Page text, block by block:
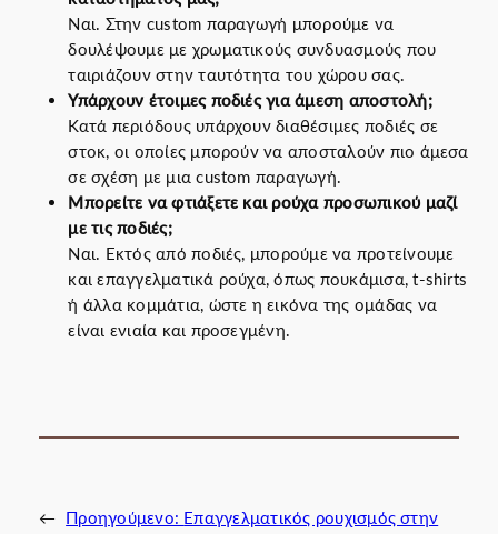
Ναι. Στην custom παραγωγή μπορούμε να
δουλέψουμε με χρωματικούς συνδυασμούς που
ταιριάζουν στην ταυτότητα του χώρου σας.
Υπάρχουν έτοιμες ποδιές για άμεση αποστολή;
Κατά περιόδους υπάρχουν διαθέσιμες ποδιές σε
στοκ, οι οποίες μπορούν να αποσταλούν πιο άμεσα
σε σχέση με μια custom παραγωγή.
Μπορείτε να φτιάξετε και ρούχα προσωπικού μαζί
με τις ποδιές;
Ναι. Εκτός από ποδιές, μπορούμε να προτείνουμε
και επαγγελματικά ρούχα, όπως πουκάμισα, t-shirts
ή άλλα κομμάτια, ώστε η εικόνα της ομάδας να
είναι ενιαία και προσεγμένη.
← Προηγούμενο: Επαγγελματικός ρουχισμός στην